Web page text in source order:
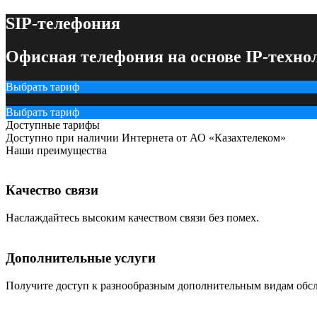
SIP-телефония
Офисная телефония на основе IP-
Выбрать тариф
Выбрать тариф
Доступные тарифы
Доступно при наличии Интернета от АО «Казахтелеком»
Наши преимущества
Качество связи
Наслаждайтесь высоким качеством связи без помех.
Дополнительные услуги
Получите доступ к разнообразным дополнительным видам